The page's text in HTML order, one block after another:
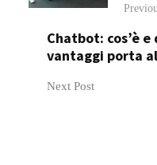
Chatbot: cos’è e
vantaggi porta
Next Post